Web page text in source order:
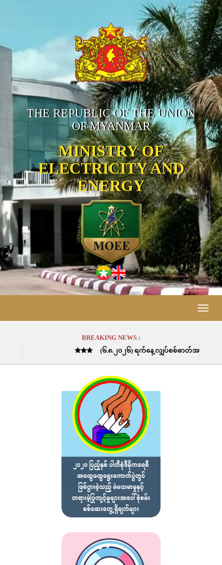
THE REPUBLIC OF THE UNION
OF MYANMAR
MINISTRY OF
ELECTRICITY AND
ENERGY
Toggle
BREAKING NEWS :
(၆.၈.၂၀၂၆) ရက်နေ့ လျှပ်စစ်ဓာတ်အား စုစုပေါင်းထုတ်လုပ်ခဲ့မှုမှာ (၆